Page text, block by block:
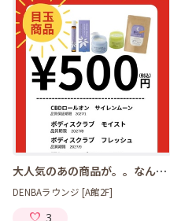
大人気のあの商品が。。なんと！500円！
DENBAラウンジ [A館2F]
3